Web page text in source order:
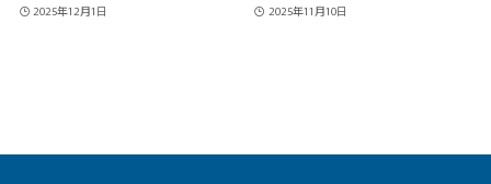
2025年12月1日 2025年11月10日